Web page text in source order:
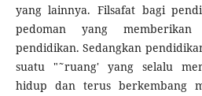
yang lainnya. Filsafat bagi
pedoman yang
pendidikan. Sedangkan
suatu "˜ruang' yang selalu
hidup dan terus berkembang